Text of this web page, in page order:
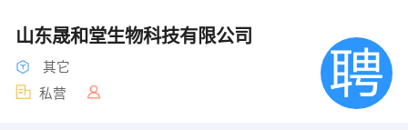
山东晟和堂生物科技有限公司
其它
私营